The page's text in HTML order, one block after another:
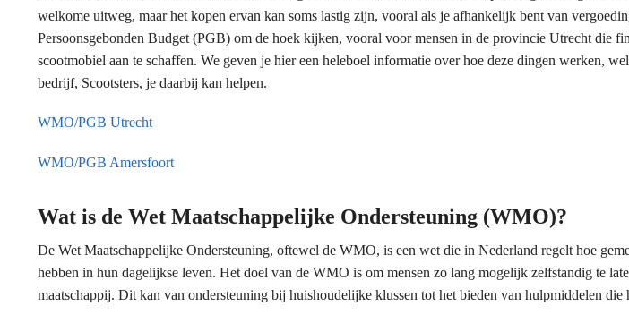
welkome uitweg, maar het kopen ervan kan soms lastig zijn, vooral als je afhankelijk bent van
Persoonsgebonden Budget (PGB) om de hoek kijken, vooral voor mensen in de provincie Utrecht die
scootmobiel aan te schaffen. We geven je hier een heleboel informatie over hoe deze dingen werken,
bedrijf, Scootsters, je daarbij kan helpen.
WMO/PGB Utrecht
WMO/PGB Amersfoort
Wat is de Wet Maatschappelijke Ondersteuning (WMO)?
De Wet Maatschappelijke Ondersteuning, oftewel de WMO, is een wet die in Nederland regelt hoe
hebben in hun dagelijkse leven. Het doel van de WMO is om mensen zo lang mogelijk zelfstandig te
maatschappij. Dit kan van ondersteuning bij huishoudelijke klussen tot het bieden van hulpmiddelen die